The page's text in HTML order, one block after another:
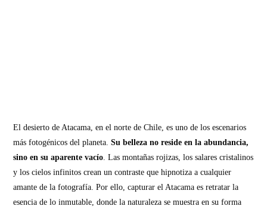
El desierto de Atacama, en el norte de Chile, es uno de los escenarios
más fotogénicos del planeta.Su belleza no reside en la abundancia,
sino en su aparente vacío. Las montañas rojizas, los salares cristalinos
y los cielos infinitos crean un contraste que hipnotiza a cualquier
amante de la fotografía. Por ello, capturar el Atacama es retratar la
esencia de lo inmutable, donde la naturaleza se muestra en su forma